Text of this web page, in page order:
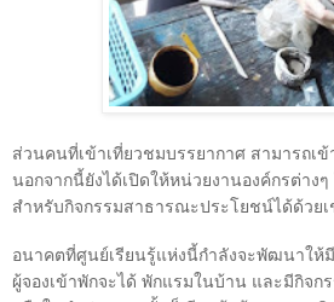
ส่วนคนที่เข้าเที่ยวชมบรรยากาศ สามารถเ
นอกจากนี้ยังได้เปิดให้หน่วยงานองค์กรต่าง
สำหรับกิจกรรมสาธารณะประโยชน์ได้ด้วย
อนาคตที่ศูนย์เรียนรู้แห่งนี้กำลังจะพัฒนาให้
ผู้จองเข้าพักจะได้ พักแรมในบ้าน และมีกิจก